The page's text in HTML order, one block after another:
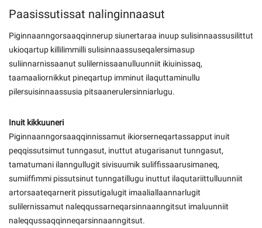
Paasissutissat nalinginnaasut
Piginnaanngorsaaqqinnerup siunertaraa inuup sulisinnaassusilittut
ukioqartup killilimmilli sulisinnaassuseqalersimasup
suliinnarnissaanut sulilernissaanulluunniit ikiuinissaq,
taamaaliornikkut pineqartup imminut ilaquttaminullu
pilersuisinnaassusia pitsaanerulersinniarlugu.
Inuit kikkuuneri
Piginnaanngorsaaqqinnissamut ikiorserneqartassapput inuit
peqqissutsimut tunngasut, inuttut atugarisanut tunngasut,
tamatumani ilanngullugit sivisuumik suliffissaarusimaneq,
sumiiffimmi pissutsinut tunngatillugu inuttut ilaqutariittulluunniit
artorsaateqarnerit pissutigalugit imaaliallaannarlugit
sulilernissamut naleqqussarneqarsinnaanngitsut imaluunniit
naleqqussaqqinneqarsinnaanngitsut.